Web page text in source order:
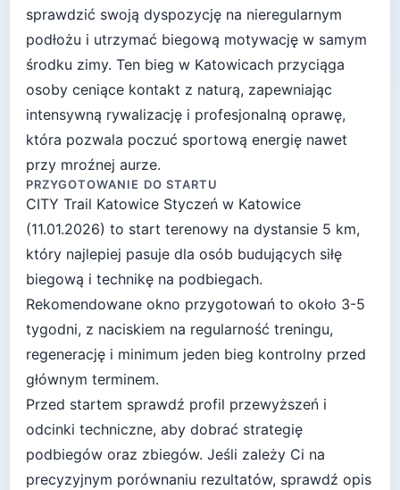
sprawdzić swoją dyspozycję na nieregularnym
podłożu i utrzymać biegową motywację w samym
środku zimy. Ten bieg w Katowicach przyciąga
osoby ceniące kontakt z naturą, zapewniając
intensywną rywalizację i profesjonalną oprawę,
która pozwala poczuć sportową energię nawet
przy mroźnej aurze.
PRZYGOTOWANIE DO STARTU
CITY Trail Katowice Styczeń w Katowice
(11.01.2026) to start terenowy na dystansie 5 km,
który najlepiej pasuje dla osób budujących siłę
biegową i technikę na podbiegach.
Rekomendowane okno przygotowań to około 3-5
tygodni, z naciskiem na regularność treningu,
regenerację i minimum jeden bieg kontrolny przed
głównym terminem.
Przed startem sprawdź profil przewyższeń i
odcinki techniczne, aby dobrać strategię
podbiegów oraz zbiegów. Jeśli zależy Ci na
precyzyjnym porównaniu rezultatów, sprawdź opis